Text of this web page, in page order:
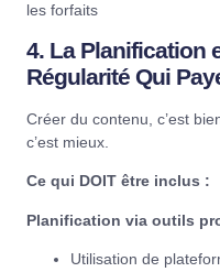
les forfaits
4. La Planification
Régularité Qui
Créer du contenu , c’est
c’est mieux.
Ce qui DOIT être inclus :
Planification via outils
Utilisation de